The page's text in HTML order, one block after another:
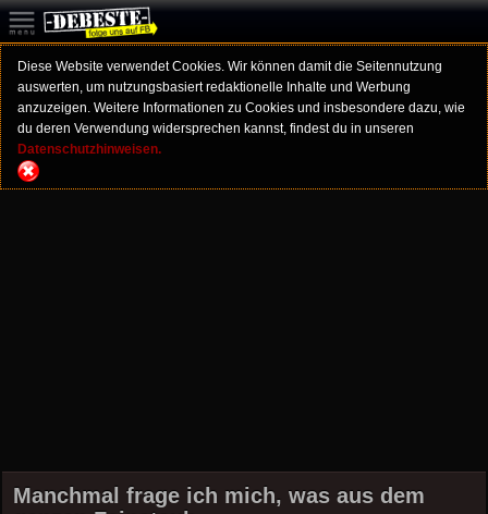
Diese Website verwendet Cookies. Wir können damit die Seitennutzung
auswerten, um nutzungsbasiert redaktionelle Inhalte und Werbung
anzuzeigen. Weitere Informationen zu Cookies und insbesondere dazu, wie
du deren Verwendung widersprechen kannst, findest du in unseren
Datenschutzhinweisen.
Manchmal frage ich mich, was aus dem